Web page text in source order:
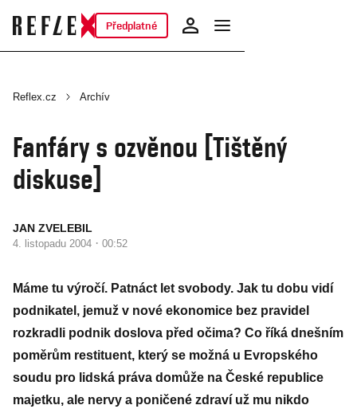
Předplatné
Reflex.cz Archív
Fanfáry s ozvěnou [Tištěný
diskuse]
JAN ZVELEBIL
4. listopadu 2004 · 00:52
Máme tu výročí. Patnáct let svobody. Jak tu dobu vidí
podnikatel, jemuž v nové ekonomice bez pravidel
rozkradli podnik doslova před očima? Co říká dnešním
poměrům restituent, který se možná u Evropského
soudu pro lidská práva domůže na České republice
majetku, ale nervy a poničené zdraví už mu nikdo